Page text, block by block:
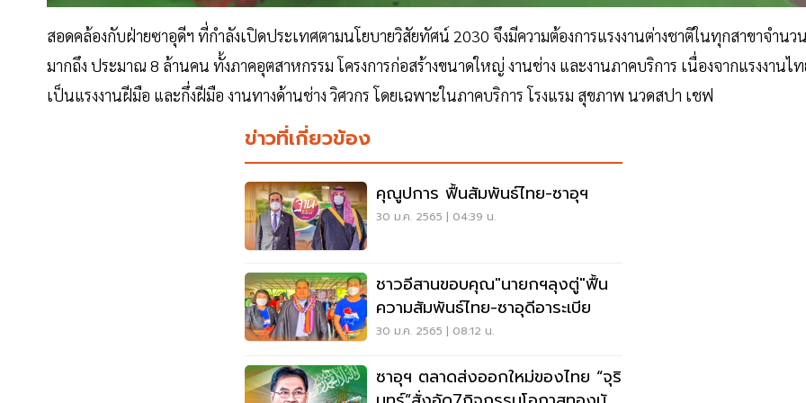
สอดคล้องกับฝ่ายซาอุดีฯ ที่กำลังเปิดประเทศตามนโยบายวิสัยทัศน์ 2030 จึงมีความต้องการแรงงานต่างชาติในทุกสาขาจำนว
มากถึง ประมาณ 8 ล้านคน ทั้งภาคอุตสาหกรรม โครงการก่อสร้างขนาดใหญ่ งานช่าง และงานภาคบริการ เนื่องจากแรงงานไ
เป็นแรงงานฝีมือ และกึ่งฝีมือ งานทางด้านช่าง วิศวกร โดยเฉพาะในภาคบริการ โรงแรม สุขภาพ นวดสปา เชฟ
ข่าวที่เกี่ยวข้อง
คุณูปการ ฟื้นสัมพันธ์ไทย-ซาอุฯ
30 ม.ค. 2565 | 04:39 น.
ชาวอีสานขอบคุณ"นายกฯลุงตู่"ฟื้น
ความสัมพันธ์ไทย-ซาอุดีอาระเบีย
30 ม.ค. 2565 | 08:12 น.
ซาอุฯ ตลาดส่งออกใหม่ของไทย “จุริ